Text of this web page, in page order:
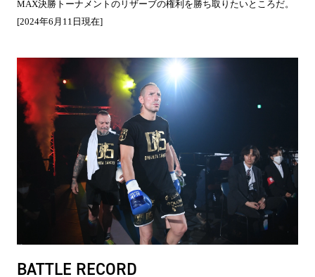
MAX決勝トーナメントのリザーブの権利を勝ち取りたいところだ。
[2024年6月11日現在]
BATTLE RECORD